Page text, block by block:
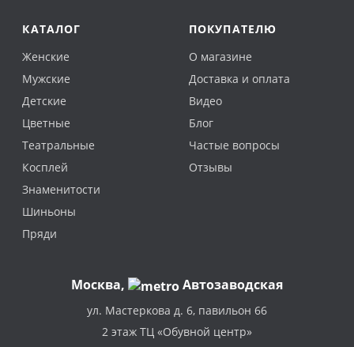
КАТАЛОГ
Женские
Мужские
Детские
Цветные
Театральные
Косплей
Знаменитости
Шиньоны
Пряди
ПОКУПАТЕЛЮ
О магазине
Доставка и оплата
Видео
Блог
Частые вопросы
Отзывы
Москва, Автозаводская
ул. Мастеркова д. 6, павильон 66
2 этаж ТЦ «Обувной центр»